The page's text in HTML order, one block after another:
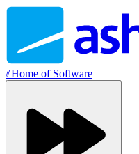
//Home of Software